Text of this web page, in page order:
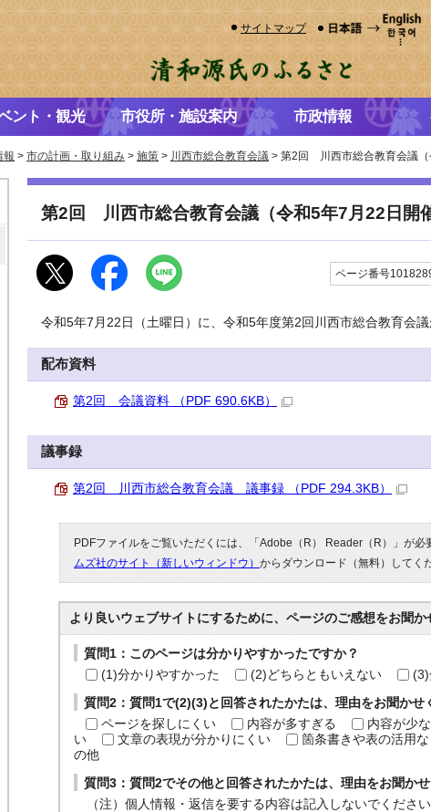
サイトマップ
ント・観光 市役所・施設案内 市政情報
報 > 市の計画・取り組み > 施策 > 川西市総合教育会議 > 第2回 川西市総合教育会議（
第2回 川西市総合教育会議（令和5年7月22日開催
ページ番号
令和5年7月22日（土曜日）に、令和5年度第2回川西市総合教育会
配布資料
第2回 会議資料 （PDF 690.6KB）
議事録
第2回 川西市総合教育会議 議事録 （PDF 294.3KB）
PDFファイルをご覧いただくには、「Adobe（R） Reader（R）」が必
ムズ社のサイト（新しいウィンドウ） からダウンロード（無料）してく
より良いウェブサイトにするために、ページのご感想をお聞か
質問1：このページは分かりやすかったですか？
(1)分かりやすかった
(2)どちらともいえない (3)
質問2：質問1で(2)(3)と回答されたかたは、理由をお聞かせ
ページを探しにくい
内容が多すぎる 内容が少
い
文章の表現が分かりにくい 箇条書きや表の活用
の他
質問3：質問2でその他と回答されたかたは、理由をお聞かせ
（注）個人情報・返信を要する内容は記入しないでください